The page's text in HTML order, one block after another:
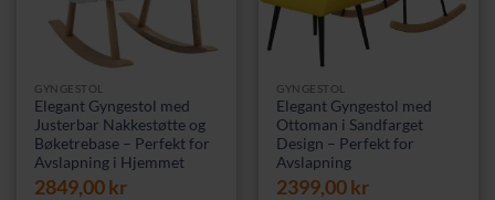
GYNGESTOL
Elegant Gyngestol med
Justerbar Nakkestøtte og
Bøketrebase – Perfekt for
Avslapning i Hjemmet
2849,00kr
GYNGESTOL
Elegant Gyngestol med
Ottoman i Sandfarget
Design – Perfekt for
Avslapning
2399,00kr